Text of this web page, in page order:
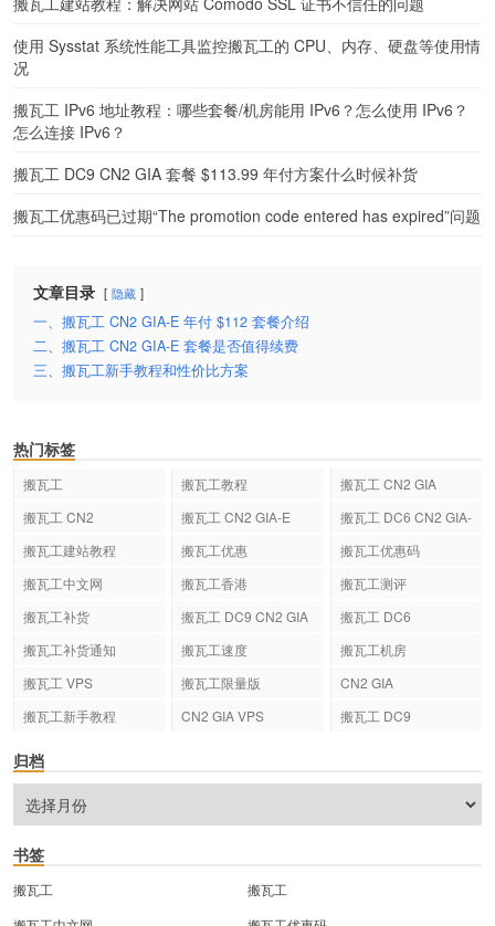
使用 Sysstat 系统性能工具监控搬瓦工的 CPU、内存、硬盘等使用情
况
搬瓦工 IPv6 地址教程：哪些套餐/机房能用 IPv6？怎么使用 IPv6？
怎么连接 IPv6？
搬瓦工 DC9 CN2 GIA 套餐 $113.99 年付方案什么时候补货
搬瓦工优惠码已过期“The promotion code entered has expired”问题
文章目录 隐藏
一、搬瓦工 CN2 GIA-E 年付 $112 套餐介绍
二、搬瓦工 CN2 GIA-E 套餐是否值得续费
三、搬瓦工新手教程和性价比方案
热门标签
搬瓦工 搬瓦工教程
搬瓦工 CN2 GIA
搬瓦工 CN2
搬瓦工 CN2 GIA-E
搬瓦工 DC6 CN2 GIA-
搬瓦工建站教程 搬瓦工优惠
搬瓦工优惠码
搬瓦工中文网
搬瓦工香港
搬瓦工测评
搬瓦工补货
搬瓦工 DC9 CN2 GIA
搬瓦工 DC6
搬瓦工补货通知
搬瓦工速度
搬瓦工机房
搬瓦工 VPS
搬瓦工限量版
CN2 GIA
搬瓦工新手教程
CN2 GIA VPS 搬瓦工 DC9
归档
书签
搬瓦工
搬瓦工